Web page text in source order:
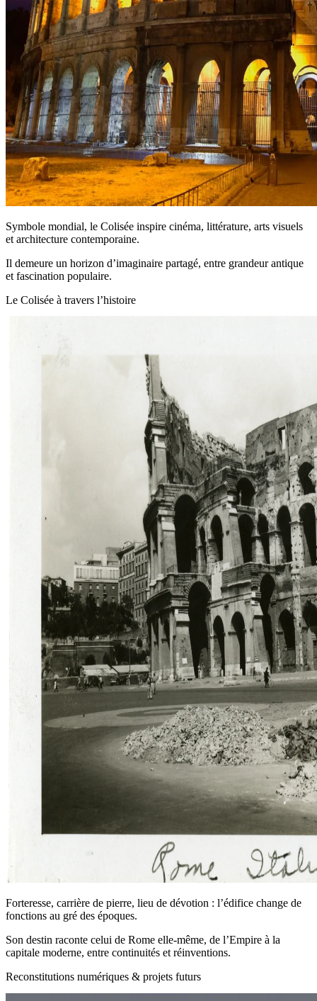
Symbole mondial, le Colisée inspire cinéma, littérature, arts visuels
et architecture contemporaine.
Il demeure un horizon d’imaginaire partagé, entre grandeur antique
et fascination populaire.
Le Colisée à travers l’histoire
Forteresse, carrière de pierre, lieu de dévotion : l’édifice change de
fonctions au gré des époques.
Son destin raconte celui de Rome elle-même, de l’Empire à la
capitale moderne, entre continuités et réinventions.
Reconstitutions numériques & projets futurs